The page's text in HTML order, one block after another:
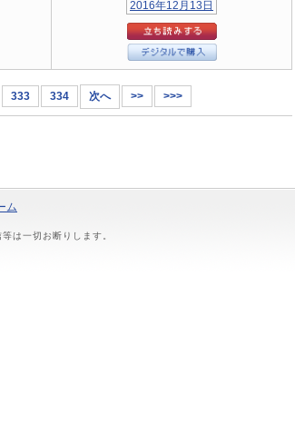
333 334 次へ >> >>>
ム
は一切お断りします。